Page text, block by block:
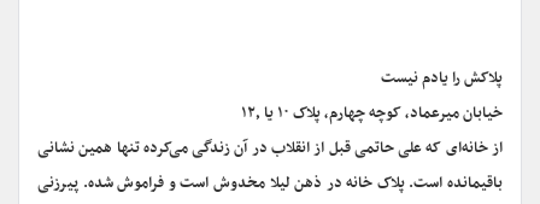
پلاکش را یادم نیست
خیابان میرعماد، کوچه چهارم، پلاک ۱۰ یا ۱۲٫
از خانه‌ای که علی حاتمی قبل از انقلاب در آن زندگی می‌کرده تنها همین نشانی
باقیمانده است. پلاک خانه در ذهن لیلا مخدوش است و فراموش شده. پیرزنی